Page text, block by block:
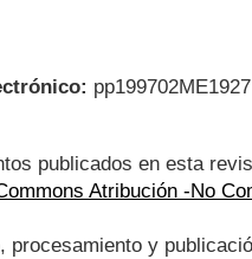
publicados en esta
Atribución -No
procesamiento y